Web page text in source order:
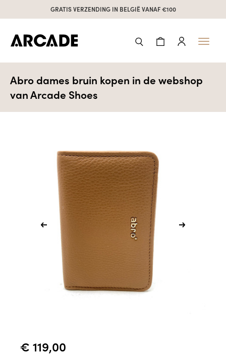
GRATIS VERZENDING IN BELGIË VANAF €100
Toggle
Abro dames bruin kopen in de webshop
van Arcade Shoes
€ 119,00